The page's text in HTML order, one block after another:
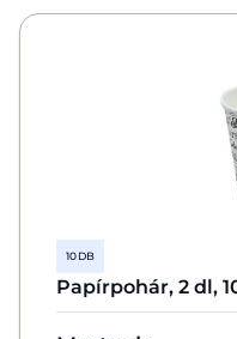
10 DB
Papírpohár, 2 dl,